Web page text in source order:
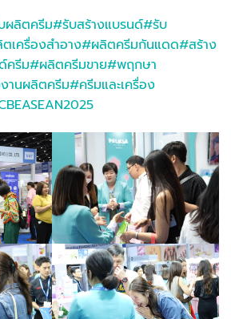
ผลิตครีม#รับสร้างแบรนด์#รับ
เครื่องสำอาง#ผลิตครีมกันแดด#สร้าง
ครีม#ผลิตครีมขาย#พฤกษา
านผลิตครีม#ครีมและเครื่อง